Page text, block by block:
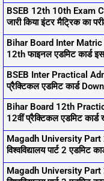
BSEB 12th 10th Exam
जारी किया इंटर मैट्रिक का
Bihar Board Inter
12th फाइनल एडमिट कार्ड इस
BSEB Inter Practical
प्रैक्टिकल एडमिट कार्ड
Bihar Board 12th
12वीं प्रैक्टिकल एडमिट
Magadh University
विश्वविद्यालय पार्ट 2
Magadh University